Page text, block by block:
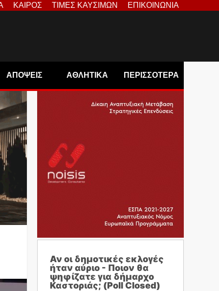
ΚΑΙΡΟΣ ΤΙΜΕΣ ΚΑΥΣΙΜΩΝ ΕΠΙΚΟΙΝΩΝΙΑ
ΑΠΟΨΕΙΣ ΑΘΛΗΤΙΚΑ ΠΕΡΙΣΣΟΤΕΡΑ
Αν οι δημοτικές εκλογές
ήταν αύριο - Ποιον θα
ψηφίζατε για δήμαρχο
Καστοριάς; (Poll Closed)